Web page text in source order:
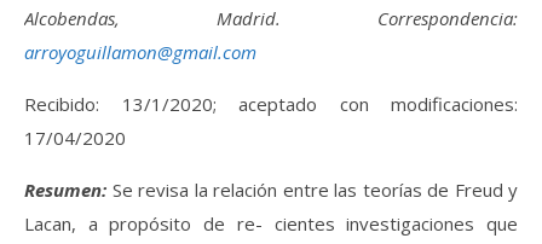
Alcobendas, Madrid. Correspondencia:
arroyoguillamon@gmail.com
Recibido: 13/1/2020; aceptado con modificaciones:
17/04/2020
Resumen: Se revisa la relación entre las teorías de Freud y
Lacan, a propósito de re- cientes investigaciones que